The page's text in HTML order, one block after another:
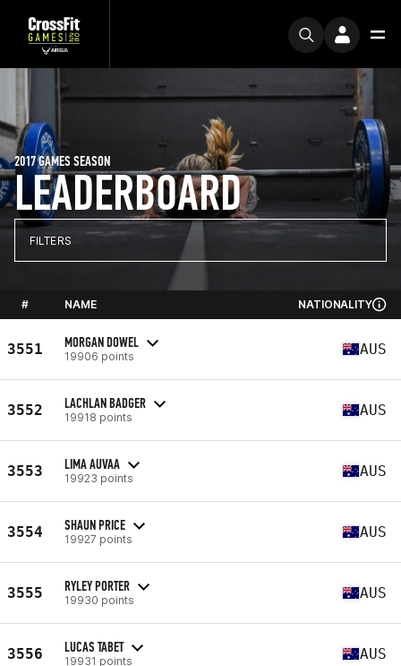
LEADERBOARD
2017 GAMES SEASON
FILTERS
# NAME NATIONALITY
3551 MORGAN DOWEL
19906 points AUS
3552 LACHLAN BADGER
19918 points AUS
3553 LIMA AUVAA
19923 points AUS
3554 SHAUN PRICE
19927 points AUS
3555 RYLEY PORTER
19930 points AUS
3556 LUCAS TABET
19931 points AUS